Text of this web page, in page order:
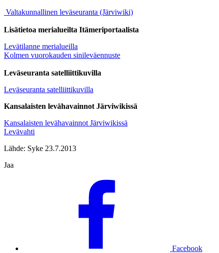
Valtakunnallinen leväseuranta (Järviwiki)
Lisätietoa merialueilta Itämeriportaalista
Levätilanne merialueilla
Kolmen vuorokauden sinileväennuste
Leväseuranta satelliittikuvilla
Leväseuranta satelliittikuvilla
Kansalaisten levähavainnot Järviwikissä
Kansalaisten levähavainnot Järviwikissä
Levävahti
Lähde: Syke 23.7.2013
Jaa
Facebook